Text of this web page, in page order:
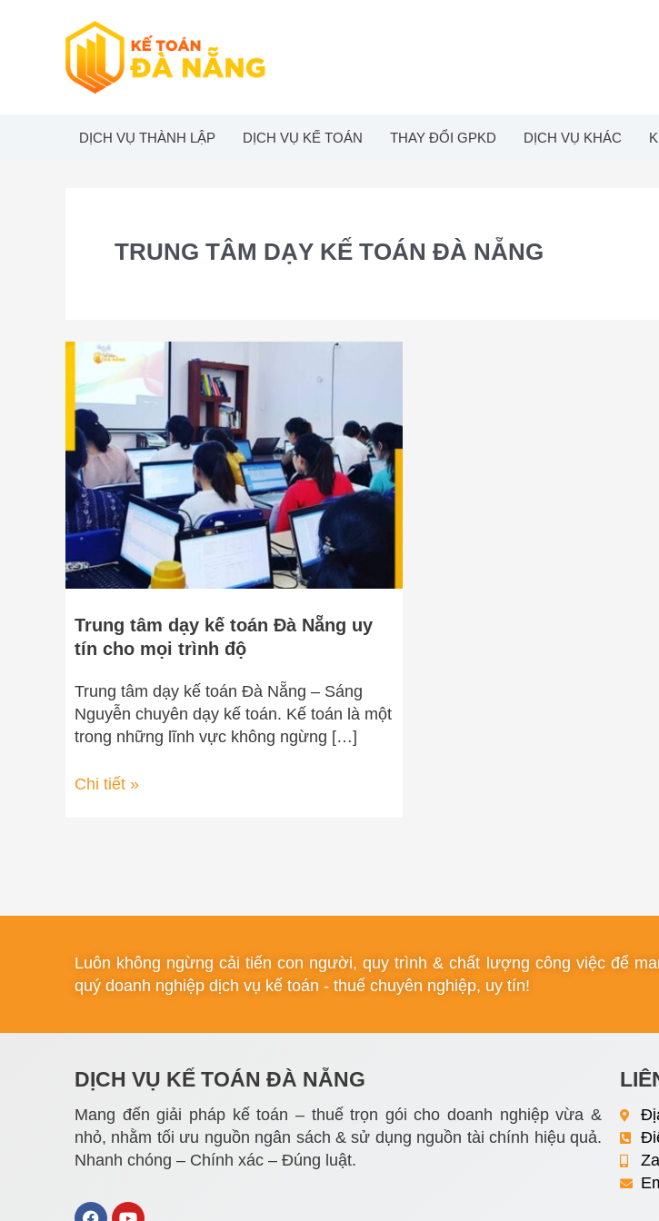
DỊCH VỤ THÀNH LẬP DỊCH VỤ KẾ TOÁN THAY ĐỔI GPKD DỊCH VỤ KHÁC
TRUNG TÂM DẠY KẾ TOÁN ĐÀ NẴNG
Trung tâm dạy kế toán Đà Nẵng uy
tín cho mọi trình độ
Trung tâm dạy kế toán Đà Nẵng – Sáng
Nguyễn chuyên dạy kế toán. Kế toán là một
trong những lĩnh vực không ngừng […]
Trung
tâm
dạy
kế
toán
Đà
Nẵng
uy
tín
cho
mọi
độ
Chi tiết »
Luôn không ngừng cải tiến con người, quy trình & chất lượng công việc để
quý doanh nghiệp dịch vụ kế toán - thuế chuyên nghiệp, uy tín!
DỊCH VỤ KẾ TOÁN ĐÀ NẴNG
Mang đến giải pháp kế toán – thuế trọn gói cho doanh nghiệp vừa &
nhỏ, nhằm tối ưu nguồn ngân sách & sử dụng nguồn tài chính hiệu quả.
Nhanh chóng – Chính xác – Đúng luật.
F
Y